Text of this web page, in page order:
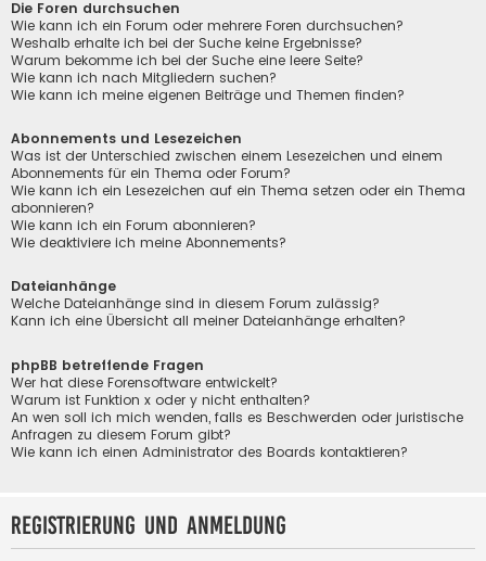
Die Foren durchsuchen
Wie kann ich ein Forum oder mehrere Foren durchsuchen?
Weshalb erhalte ich bei der Suche keine Ergebnisse?
Warum bekomme ich bei der Suche eine leere Seite?
Wie kann ich nach Mitgliedern suchen?
Wie kann ich meine eigenen Beiträge und Themen finden?
Abonnements und Lesezeichen
Was ist der Unterschied zwischen einem Lesezeichen und einem
Abonnements für ein Thema oder Forum?
Wie kann ich ein Lesezeichen auf ein Thema setzen oder ein Thema
abonnieren?
Wie kann ich ein Forum abonnieren?
Wie deaktiviere ich meine Abonnements?
Dateianhänge
Welche Dateianhänge sind in diesem Forum zulässig?
Kann ich eine Übersicht all meiner Dateianhänge erhalten?
phpBB betreffende Fragen
Wer hat diese Forensoftware entwickelt?
Warum ist Funktion x oder y nicht enthalten?
An wen soll ich mich wenden, falls es Beschwerden oder juristische
Anfragen zu diesem Forum gibt?
Wie kann ich einen Administrator des Boards kontaktieren?
Registrierung und Anmeldung